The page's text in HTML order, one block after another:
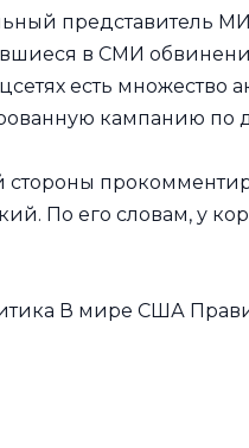
представитель
в СМИ
есть множество
кампанию по
стороны
По его словам, у
В мире США